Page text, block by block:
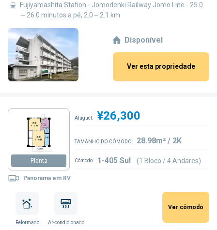
Fujiyamashita Station - Jomodenki Railway Jomo Line - 25.0
～26.0 minutos a pé, 2.0～2.1 km
Disponível
Ver esta propriedade
Planta
Panorama em RV
Aluguel: ¥26,300
TAMANHO DO CÔMODO: 28.98m² / 2K
Cômodo: 1-405 Sul (1 Bloco / 4 Andares)
Reformado Ar-condicionado
Ver cômodo